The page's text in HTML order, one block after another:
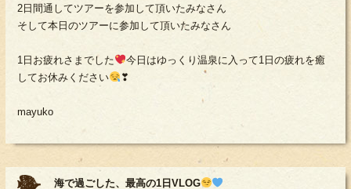
2日間通してツアーを参加して頂いたみなさん
そして本日のツアーに参加して頂いたみなさん
1日お疲れさまでした
今日はゆっくり温泉に入って1日の疲れを癒
してお休みください
❣
mayuko
海で過ごした、最高の1日VLOG